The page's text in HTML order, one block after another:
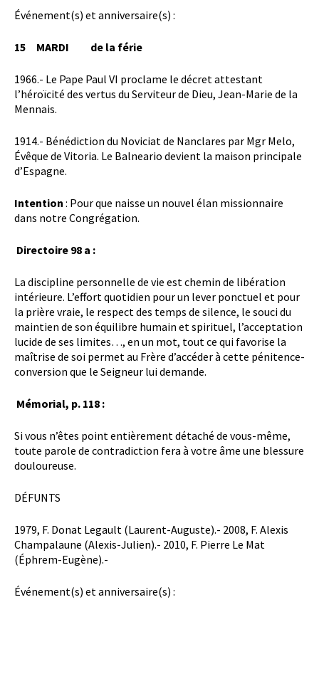
Événement(s) et anniversaire(s) :
15 MARDI de la férie
1966.- Le Pape Paul VI proclame le décret attestant
l’héroïcité des vertus du Serviteur de Dieu, Jean-Marie de la
Mennais.
1914.- Bénédiction du Noviciat de Nanclares par Mgr Melo,
Évêque de Vitoria. Le Balneario devient la maison principale
d’Espagne.
Intention : Pour que naisse un nouvel élan missionnaire
dans notre Congrégation.
Directoire 98 a :
La discipline personnelle de vie est chemin de libération
intérieure. L’effort quotidien pour un lever ponctuel et pour
la prière vraie, le respect des temps de silence, le souci du
maintien de son équilibre humain et spirituel, l’acceptation
lucide de ses limites…, en un mot, tout ce qui favorise la
maîtrise de soi permet au Frère d’accéder à cette pénitence-
conversion que le Seigneur lui demande.
Mémorial, p. 118 :
Si vous n’êtes point entièrement détaché de vous-même,
toute parole de contradiction fera à votre âme une blessure
douloureuse.
DÉFUNTS
1979, F. Donat Legault (Laurent-Auguste).- 2008, F. Alexis
Champalaune (Alexis-Julien).- 2010, F. Pierre Le Mat
(Éphrem-Eugène).-
Événement(s) et anniversaire(s) :